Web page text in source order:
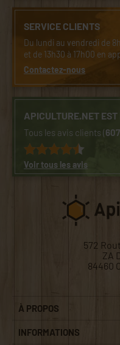
SERVICE CLIENTS
Du lundi au vendredi de
et de 13h30 à 17h00 en
Contactez-nous
APICULTURE.NET
Tous les avis clients (
Voir tous les avis
572
ZA
84460
À PROPOS
INFORMATIONS